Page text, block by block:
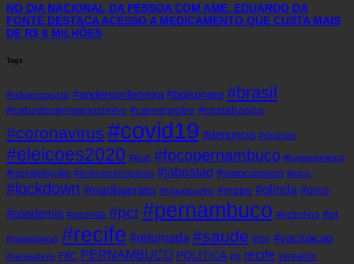
NO DIA NACIONAL DA PESSOA COM AME, EDUARDO DA
FONTE DESTACA ACESSO A MEDICAMENTO QUE CUSTA MAIS
DE R$ 6 MILHÕES
Tags
#alvaroporto #andersonferreira #bolsonaro #brasil
#cabodesantoagostinho #camaragibe #cestabasica
#coronavirus #covid19 #denuncia #doacao
#eleicoes2020 #eua #focopernambuco #fundaoeleitoral
#geraldojulio #hidroxicloroquina #jaboatao #joaocampos #leitos
#lockdown #mariliaarraes #miguelcoelho #mppe #olinda #oms
#pandemia #paulista #pcr#pernambuco #petrolina #pt
#rafaeldantas #recife #retomada #saude #tce #vacinacao
#vereadores FBC PERNAMBUCO POLÍTICA pp recife vereador